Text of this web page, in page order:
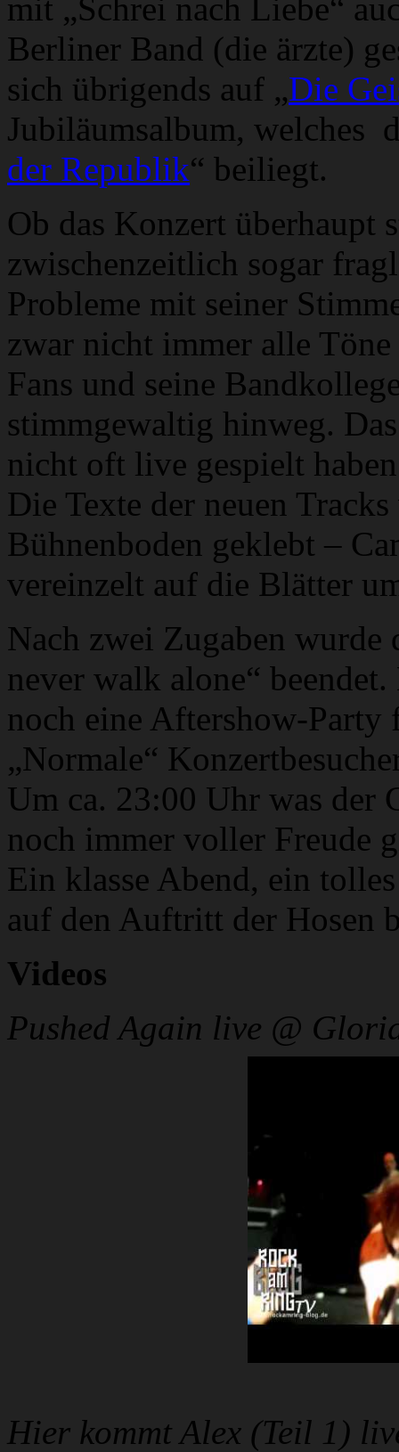
mit „Schrei nach Liebe“
Berliner Band (die ärzte)
sich übrigends auf „Die
Jubiläumsalbum, welches
der Republik“ beiliegt.
Ob das Konzert überhaupt
zwischenzeitlich sogar
Probleme mit seiner
zwar nicht immer alle
Fans und seine
stimmgewaltig hinweg.
nicht oft live gespielt
Die Texte der neuen
Bühnenboden geklebt –
vereinzelt auf die Blätter
Nach zwei Zugaben wurde
never walk alone“
noch eine Aftershow-Party
„Normale“
Um ca. 23:00 Uhr was der
noch immer voller Freude
Ein klasse Abend, ein
auf den Auftritt der Hosen
Videos
Pushed Again live @
Hier kommt Alex (Teil 1)